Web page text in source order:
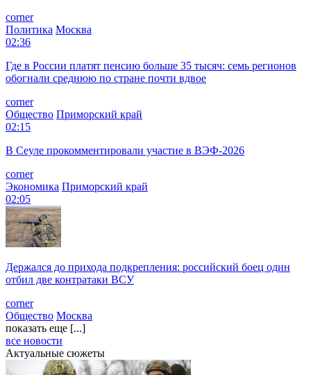
corner
Политика Москва
02:36
Где в России платят пенсию больше 35 тысяч: семь регионов
обогнали среднюю по стране почти вдвое
corner
Общество Приморский край
02:15
В Сеуле прокомментировали участие в ВЭФ-2026
corner
Экономика Приморский край
02:05
Держался до прихода подкрепления: российский боец один
отбил две контратаки ВСУ
corner
Общество Москва
показать еще [...]
все новости
Актуальные сюжеты